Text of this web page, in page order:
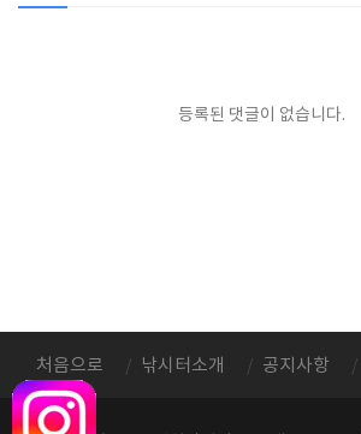
등록된 댓글이 없습니다.
처음으로 낚시터소개 공지사항